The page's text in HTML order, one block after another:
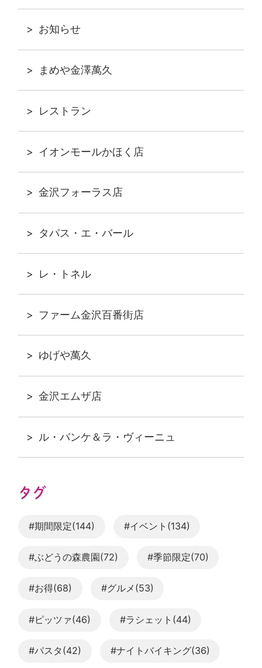
お知らせ
まめや金澤萬久
レストラン
イオンモールかほく店
金沢フォーラス店
タパス・エ・バール
レ・トネル
ファーム金沢百番街店
ゆげや萬久
金沢エムザ店
ル・バンケ＆ラ・ヴィーニュ
タグ
#期間限定(144) #イベント(134)
#ぶどうの森農園(72) #季節限定(70)
#お得(68) #グルメ(53)
#ピッツァ(46) #ラシェット(44)
#パスタ(42) #ナイトバイキング(36)